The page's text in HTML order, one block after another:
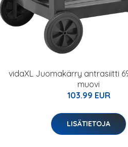
vidaXL Juomakärry antrasiitti
muovi
103.99 EUR
LISÄTIETOJA